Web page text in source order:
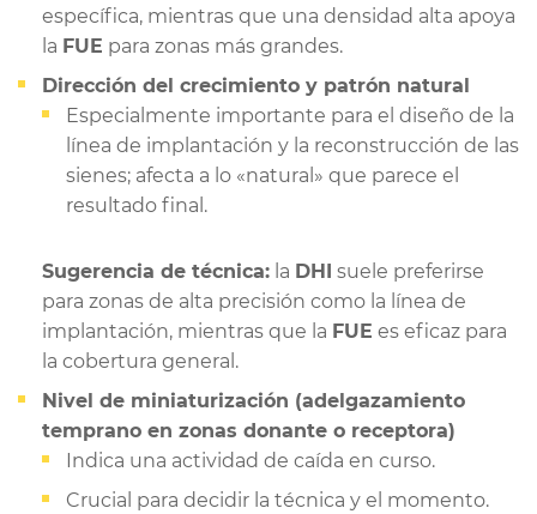
específica, mientras que una densidad alta apoya
la FUE para zonas más grandes.
Dirección del crecimiento y patrón natural
Especialmente importante para el diseño de la
línea de implantación y la reconstrucción de las
sienes; afecta a lo «natural» que parece el
resultado final.
Sugerencia de técnica: la DHI
suele preferirse
para zonas de alta precisión como la línea de
implantación, mientras que la FUE es eficaz para
la cobertura general.
Nivel de miniaturización (adelgazamiento
temprano en zonas donante o receptora)
Indica una actividad de caída en curso.
Crucial para decidir la técnica y el momento.